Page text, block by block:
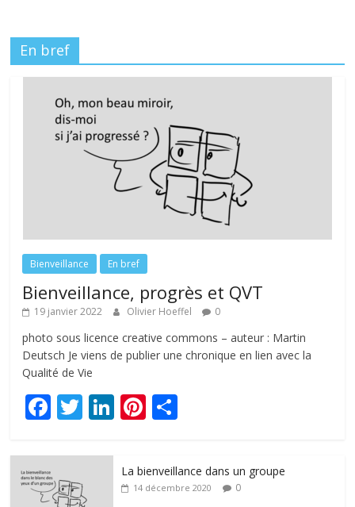
En bref
Bienveillance En bref
Bienveillance, progrès et QVT
19 janvier 2022 Olivier Hoeffel 0
photo sous licence creative commons – auteur : Martin
Deutsch Je viens de publier une chronique en lien avec la
Qualité de Vie
F
e
b
T
itt
er
Li
e
Pi
e g
La bienveillance dans un groupe
14 décembre 2020 0